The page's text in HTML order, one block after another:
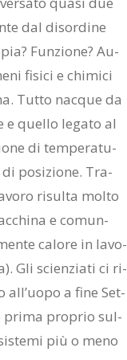
dal di­sor­di­ne
Fun­zio­ne? Au­
fi­si­ci e chi­mi­ci
Tut­to nac­que da
e quel­lo le­ga­to al
di tem­pe­ra­tu­
di po­si­zio­ne. Tra­
ri­sul­ta mol­to
e co­mun­
ca­lo­re in la­vo­
Gli scien­zia­ti ci ri­
a fine Set­
pri­ma pro­prio sul­
più o meno